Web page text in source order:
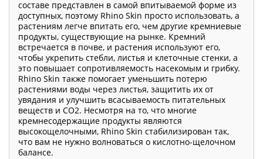
составе представлен в самой впитываемой форме из
доступных, поэтому Rhino Skin просто использовать, а
растениям легче впитать его, чем другие кремниевые
продукты, существующие на рынке. Кремний
встречается в почве, и растения используют его,
чтобы укрепить стебли, листья и клеточные стенки, а
это повышает сопротивляемость насекомым и грибку.
Rhino Skin также помогает уменьшить потерю
растениями воды через листья, защитить их от
увядания и улучшить всасываемость питательных
веществ и CO2. Несмотря на то, что многие
кремнесодержащие продукты являются
высокощелочными, Rhino Skin стабилизирован так,
что вам не нужно волноваться о кислотно-щелочном
балансе.